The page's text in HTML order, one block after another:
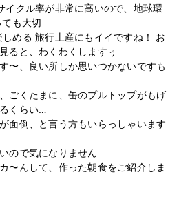
クル率が非常に高いので、地球環
も大切
める 旅行土産にもイイですね！ お
ると、わくわくしますぅ
〜、良い所しか思いつかないですも
ごくたまに、缶のプルトップがもげ
くらい…
面倒、と言う方もいらっしゃいます
ので気になりません
〜んして、作った朝食をご紹介しま